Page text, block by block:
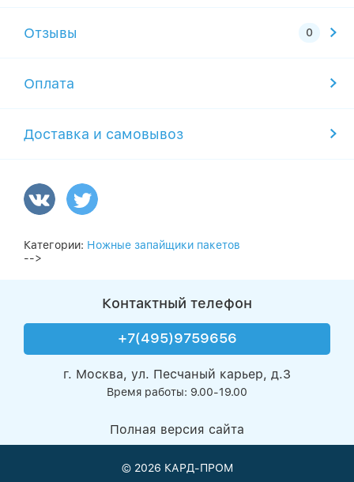
Отзывы
Оплата
Доставка и самовывоз
Категории: Ножные запайщики пакетов
-->
Контактный телефон
+7(495)9759656
г. Москва, ул. Песчаный карьер, д.3
Время работы: 9.00-19.00
Полная версия сайта
© 2026 КАРД-ПРОМ